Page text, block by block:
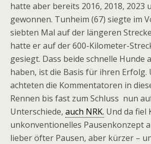
hatte aber bereits 2016, 2018, 2023
gewonnen. Tunheim (67) siegte im
siebten Mal auf der längeren
hatte er auf der 600-Kilometer-
gesiegt. Dass beide schnelle Hunde
haben, ist die Basis für ihren Erfolg.
achteten die Kommentatoren in
Rennen bis fast zum Schluss nun
Unterschiede, auch NRK. Und da fiel
unkonventionelles Pausenkonzept
lieber öfter Pausen, aber kürzer –